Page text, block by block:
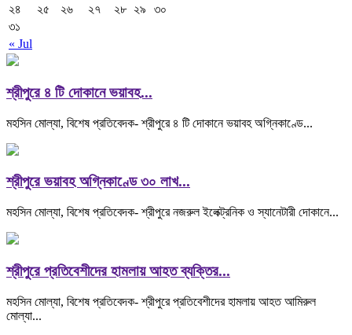
« Jul
২৪
২৫ ২৬ ২৭ ২৮ ২৯
৩০
৩১
শ্রীপুরে ৪ টি দোকানে ভয়াবহ...
মহসিন মোল্যা, বিশেষ প্রতিবেদক- শ্রীপুরে ৪ টি দোকানে ভয়াবহ অগ্নিকাণ্ডে...
শ্রীপুরে ভয়াবহ অগ্নিকাণ্ডে ৩০ লাখ...
মহসিন মোল্যা, বিশেষ প্রতিবেদক- শ্রীপুরে নজরুল ইলেক্ট্রনিক ও স্যানেটারী দোকানে...
শ্রীপুরে প্রতিবেশীদের হামলায় আহত ব্যক্তির...
মহসিন মোল্যা, বিশেষ প্রতিবেদক- শ্রীপুরে প্রতিবেশীদের হামলায় আহত আমিরুল
মোল্যা...